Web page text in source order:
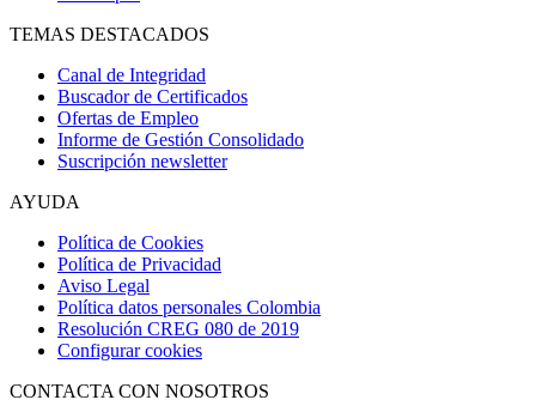
TEMAS DESTACADOS
Canal de Integridad
Buscador de Certificados
Ofertas de Empleo
Informe de Gestión Consolidado
Suscripción newsletter
AYUDA
Política de Cookies
Política de Privacidad
Aviso Legal
Política datos personales Colombia
Resolución CREG 080 de 2019
Configurar cookies
CONTACTA CON NOSOTROS